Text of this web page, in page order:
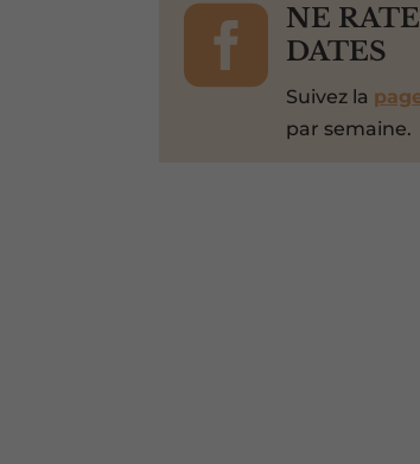

NE
DATES
Suivez la
par semaine.